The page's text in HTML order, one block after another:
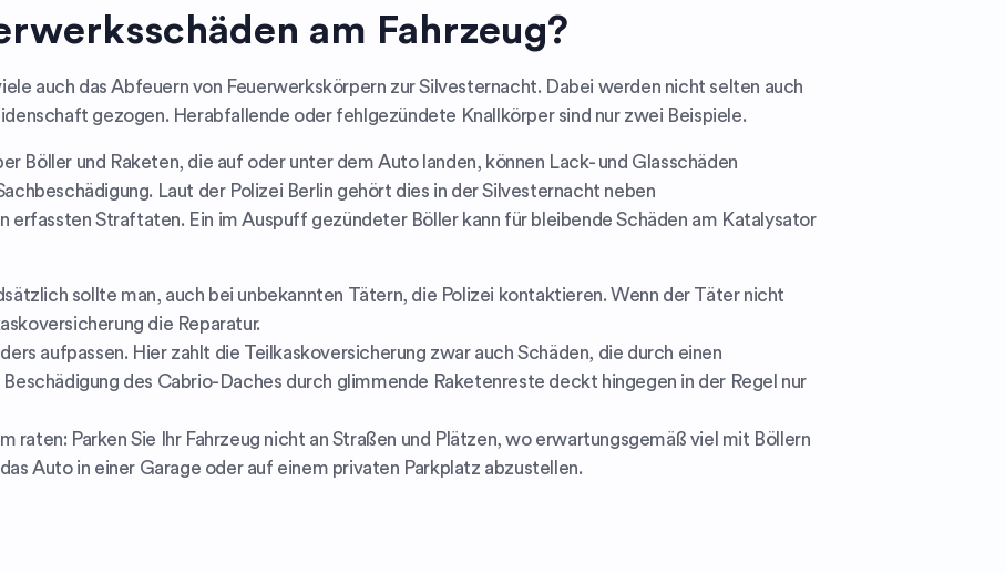
am Fahrzeug?
auch das Abfeuern von Feuerwerkskörpern zur Silvesternacht. Dabei werden nicht selten auch
gezogen. Herabfallende oder fehlgezündete Knallkörper sind nur zwei Beispiele.
Böller und Raketen, die auf oder unter dem Auto landen, können Lack- und Glasschäden
Laut der Polizei Berlin gehört dies in der Silvesternacht neben
erfassten Straftaten. Ein im Auspuff gezündeter Böller kann für bleibende Schäden am Katalysator
sollte man, auch bei unbekannten Tätern, die Polizei kontaktieren. Wenn der Täter nicht
die Reparatur.
aufpassen. Hier zahlt die Teilkaskoversicherung zwar auch Schäden, die durch einen
des Cabrio-Daches durch glimmende Raketenreste deckt hingegen in der Regel nur
raten: Parken Sie Ihr Fahrzeug nicht an Straßen und Plätzen, wo erwartungsgemäß viel mit Böllern
Auto in einer Garage oder auf einem privaten Parkplatz abzustellen.